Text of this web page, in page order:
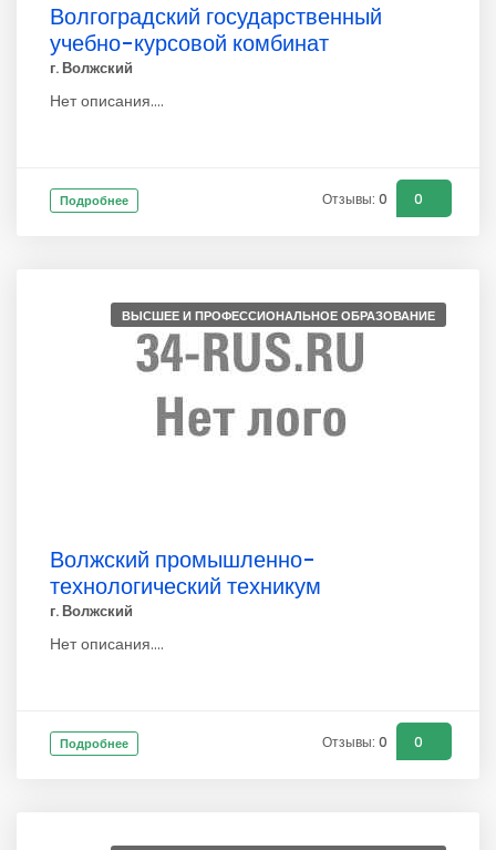
Волгоградский государственный
учебно-курсовой комбинат
г. Волжский
Нет описания....
Подробнее Отзывы: 0 0
ВЫСШЕЕ И ПРОФЕССИОНАЛЬНОЕ ОБРАЗОВАНИЕ
Волжский промышленно-
технологический техникум
г. Волжский
Нет описания....
Подробнее Отзывы: 0 0